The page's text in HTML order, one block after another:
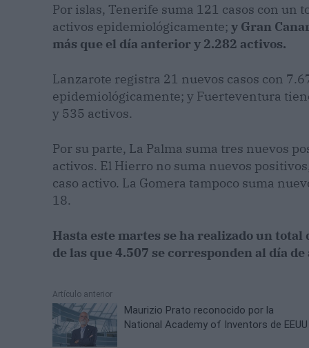
Por islas, Tenerife suma 121 casos con un
activos epidemiológicamente; y Gran
más que el día anterior y 2.282 activos.
Lanzarote registra 21 nuevos casos con
epidemiológicamente; y Fuerteventura
y 535 activos.
Por su parte, La Palma suma tres nuevos
activos. El Hierro no suma nuevos
caso activo. La Gomera tampoco suma
18.
Hasta este martes se ha realizado un
de las que 4.507 se corresponden al día de
Artículo anterior
Maurizio Prato reconocido por la
National Academy of Inventors de EEUU